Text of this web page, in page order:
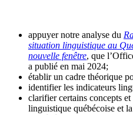
appuyer notre analyse du
situation linguistique au
nouvelle fenêtre, que
a publié en mai 2024;
établir un cadre théorique
identifier les indicateurs
clarifier certains concepts
linguistique québécoise et